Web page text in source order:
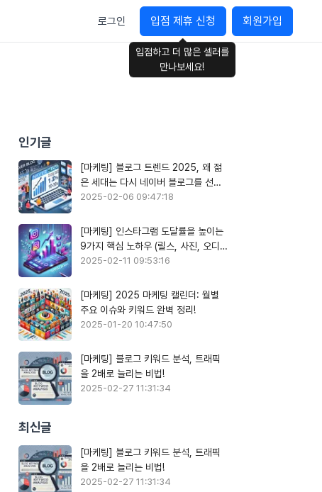
로그인 입점 제휴 신청
입점하고 더 많은 셀러를
만나보세요!
회원가입
인기글
[마케팅] 블로그 트렌드 2025, 왜 젊
은 세대는 다시 네이버 블로그를 선택
할까?
2025-02-06 09:47:18
[마케팅] 인스타그램 도달률을 높이는
9가지 핵심 노하우 (릴스, 사진, 오디오
활용)
2025-02-11 09:53:16
[마케팅] 2025 마케팅 캘린더: 월별
주요 이슈와 키워드 완벽 정리!
2025-01-20 10:47:50
[마케팅] 블로그 키워드 분석, 트래픽
을 2배로 늘리는 비법!
2025-02-27 11:31:34
최신글
[마케팅] 블로그 키워드 분석, 트래픽
을 2배로 늘리는 비법!
2025-02-27 11:31:34